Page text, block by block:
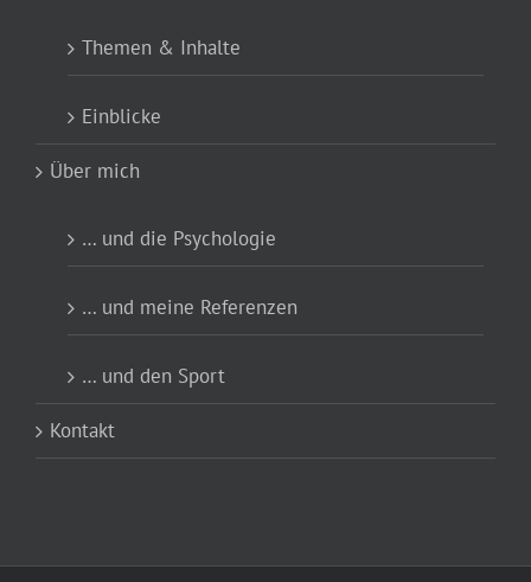
Themen & Inhalte
Einblicke
Über mich
… und die Psychologie
… und meine Referenzen
… und den Sport
Kontakt